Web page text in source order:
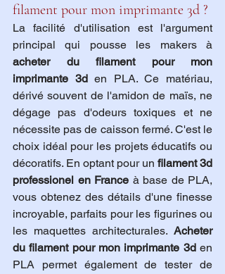
filament pour mon imprimante 3d ?
La facilité d'utilisation est l'argument
acheter du filament pour mon
imprimante 3d en PLA. Ce matériau,
dérivé souvent de l'amidon de maïs, ne
dégage pas d'odeurs toxiques et ne
nécessite pas de caisson fermé. C'est le
choix idéal pour les projets éducatifs ou
décoratifs. En optant pour un filament 3d
professionel en France à base de PLA,
vous obtenez des détails d'une finesse
incroyable, parfaits pour les figurines ou
les maquettes architecturales. Acheter
du filament pour mon imprimante 3d en
PLA permet également de tester de